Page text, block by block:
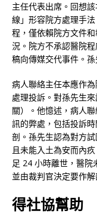
主任代表出席。回想
線」形容院方處理手
程，僅依賴院方文件
況。院方不承認醫院
稿向傳媒交代事件。
病人聯絡主任本應作
處理投訴。對孫先生
關）。他憶述，病人
訊的弊處，包括投訴
剖。孫先生認為對方
且未能入土為安而內
足 24 小時離世，醫院
並由裁判官決定要作解
得社協幫助